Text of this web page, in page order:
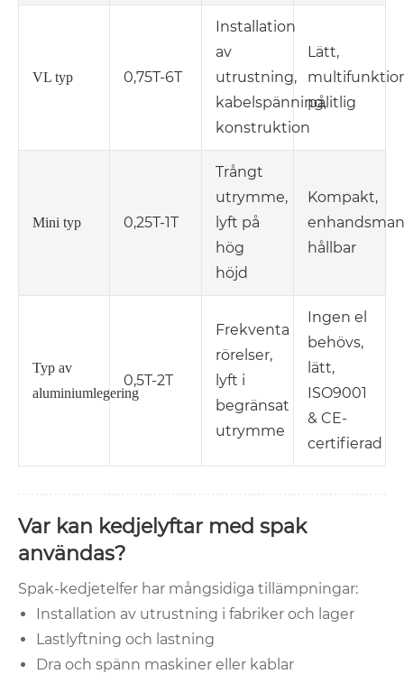
VL typ 0,75T-6T
Installation
av
utrustning,
kabelspänning,
konstruktion
Lätt,
pålitlig
Mini typ 0,25T-1T
Trångt
utrymme,
lyft på
hög
höjd
Kompakt,
hållbar
Typ av
aluminiumlegering
0,5T-2T
Frekventa
rörelser,
lyft i
begränsat
utrymme
Ingen el
behövs,
lätt,
ISO9001
& CE-
certifierad
Var kan kedjelyftar med spak
användas?
Spak-kedjetelfer har mångsidiga tillämpningar:
Installation av utrustning i fabriker och lager
Lastlyftning och lastning
Dra och spänn maskiner eller kablar